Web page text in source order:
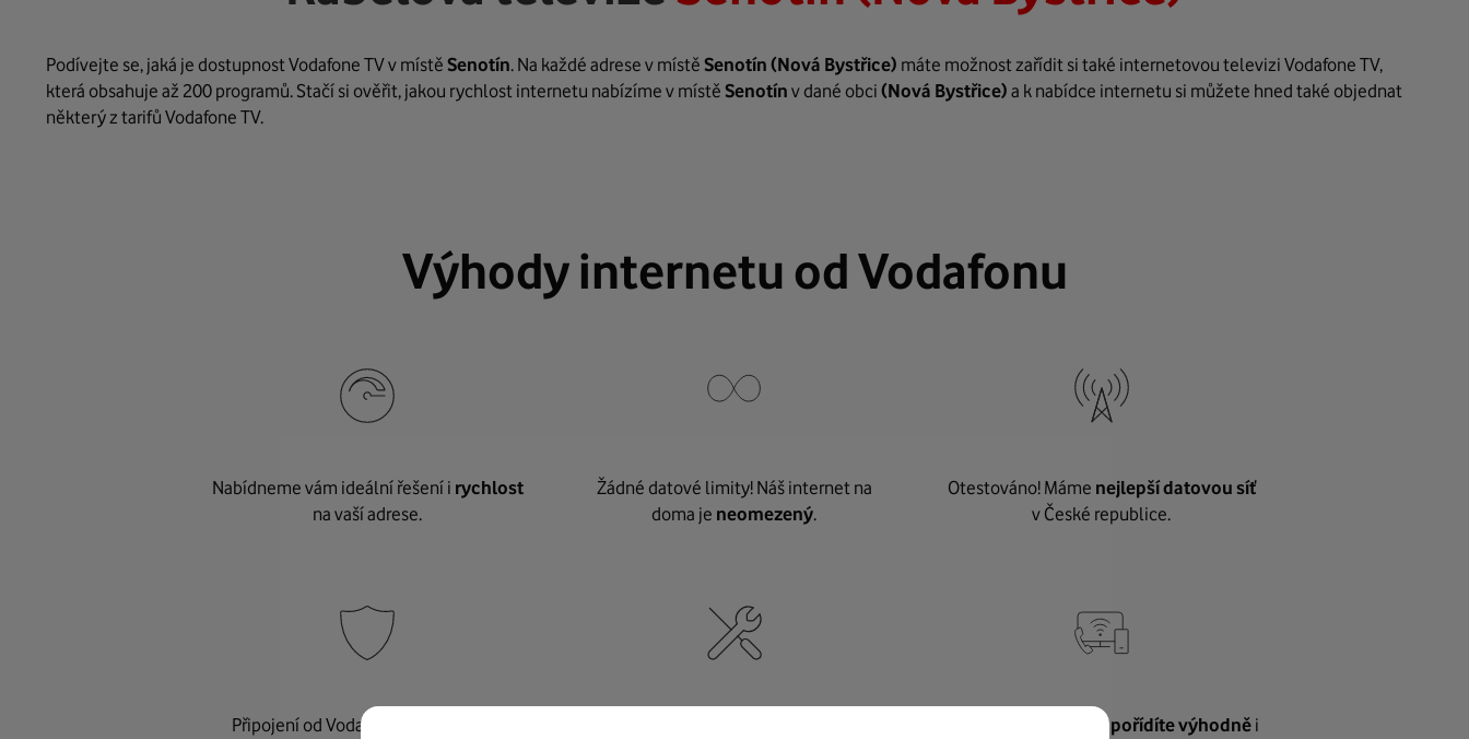
Podívejte se, jaká je dostupnost Vodafone TV v místě Senotín. Na každé adrese v místě Senotín (Nová Bystřice) máte možnost zařídit si také internetovou televizi Vodafone TV,
která obsahuje až 200 programů. Stačí si ověřit, jakou rychlost internetu nabízíme v místě Senotín v dané obci (Nová Bystřice) a k nabídce internetu si můžete hned také objednat
některý z tarifů Vodafone TV.
Výhody internetu od Vodafonu
Nabídneme vám ideální řešení i rychlost
na vaší adrese.
Žádné datové limity! Náš internet na
doma je neomezený.
Otestováno! Máme nejlepší datovou síť
v České republice.
Připojení od Vodafonu je K pevnému internetupořídíte výhodněi